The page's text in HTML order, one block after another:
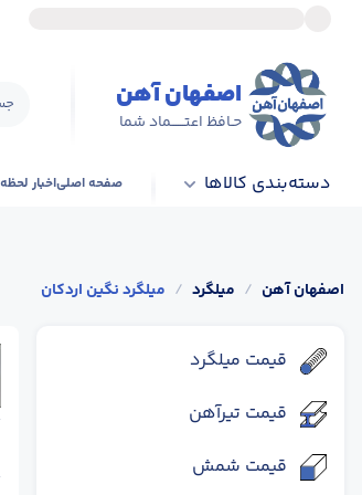
اصفهان آهن
حـافظ اعتــــــماد شما
دسته‌بندی کالاها صفحه اصلیاخبار
اصفهان آهن / میلگرد / میلگرد نگین اردکان
قیمت میلگرد
قیمت تیرآهن
قیمت شمش